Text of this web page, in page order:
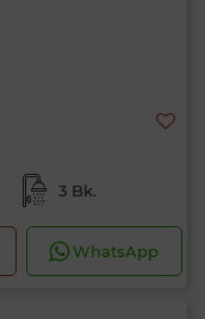
3 Bk.
WhatsApp